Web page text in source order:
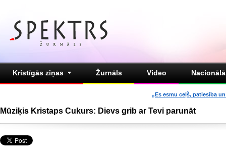
Kristīgās ziņas Žurnāls Video
„Es esmu ceļš, patiesība
Mūziķis Kristaps Cukurs: Dievs grib ar Tevi parunāt